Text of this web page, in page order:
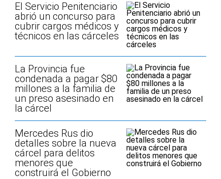
El Servicio Penitenciario
abrió un concurso para
cubrir cargos médicos y
técnicos en las cárceles
La Provincia fue
condenada a pagar $80
millones a la familia de
un preso asesinado en
la cárcel
Mercedes Rus dio
detalles sobre la nueva
cárcel para delitos
menores que
construirá el Gobierno